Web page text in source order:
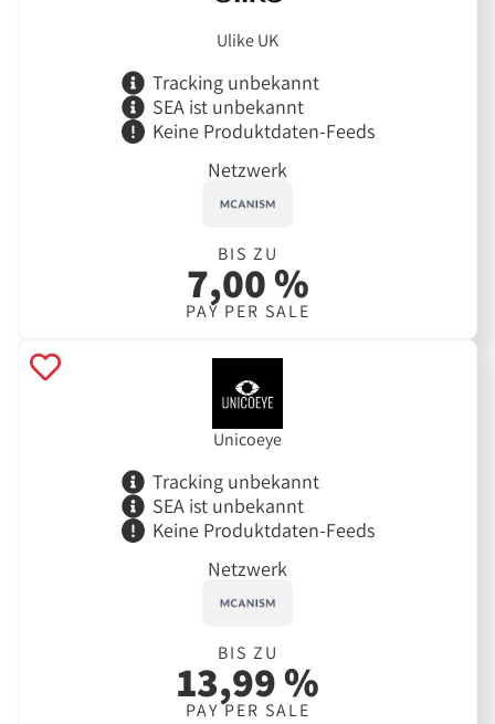
Ulike UK
Tracking unbekannt
SEA ist unbekannt
Keine Produktdaten-Feeds
Netzwerk
BIS ZU
7,00 %
PAY PER SALE
Unicoeye
Tracking unbekannt
SEA ist unbekannt
Keine Produktdaten-Feeds
Netzwerk
BIS ZU
13,99 %
PAY PER SALE